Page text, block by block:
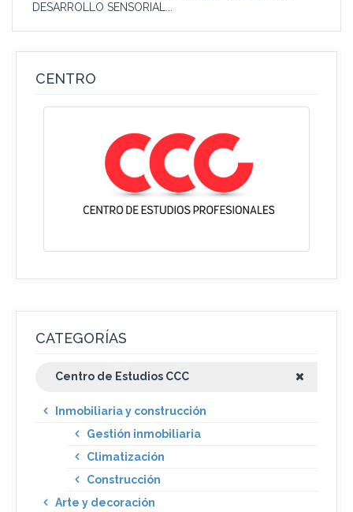
DESARROLLO SENSORIAL...
CENTRO
CATEGORÍAS
Centro de Estudios CCC
Inmobiliaria y construcción
Gestión inmobiliaria
Climatización
Construcción
Arte y decoración